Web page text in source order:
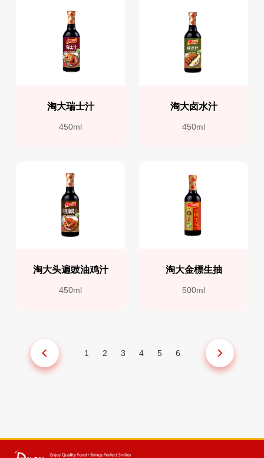
淘大瑞士汁
450ml
淘大卤水汁
450ml
淘大头遍豉油鸡汁
450ml
淘大金標生抽
500ml
1 2 3 4 5 6